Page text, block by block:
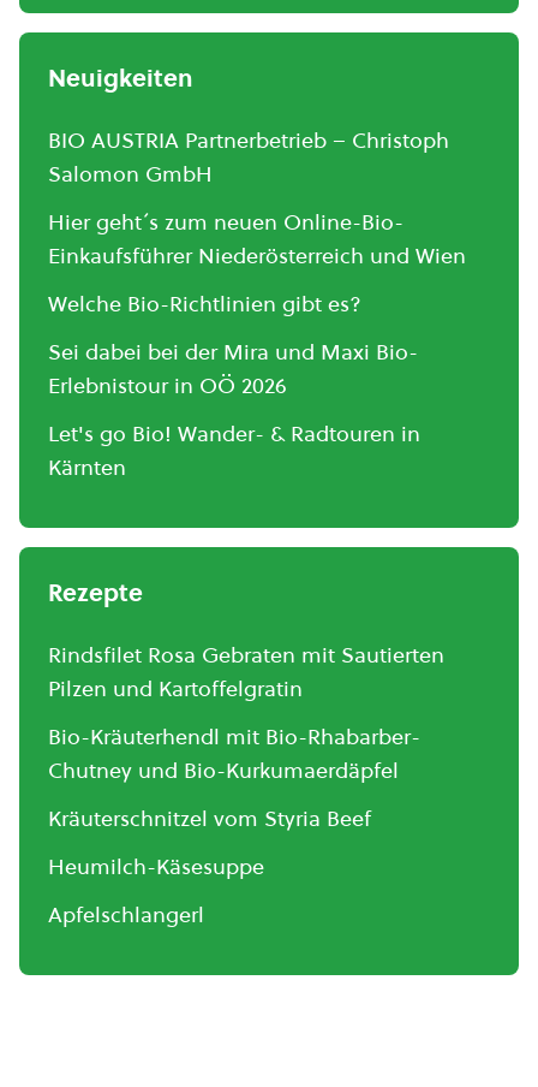
Neuigkeiten
BIO AUSTRIA Partnerbetrieb – Christoph
Salomon GmbH
Hier geht´s zum neuen Online-Bio-
Einkaufsführer Niederösterreich und Wien
Welche Bio-Richtlinien gibt es?
Sei dabei bei der Mira und Maxi Bio-
Erlebnistour in OÖ 2026
Let's go Bio! Wander- & Radtouren in
Kärnten
Rezepte
Rindsfilet Rosa Gebraten mit Sautierten
Pilzen und Kartoffelgratin
Bio-Kräuterhendl mit Bio-Rhabarber-
Chutney und Bio-Kurkumaerdäpfel
Kräuterschnitzel vom Styria Beef
Heumilch-Käsesuppe
Apfelschlangerl